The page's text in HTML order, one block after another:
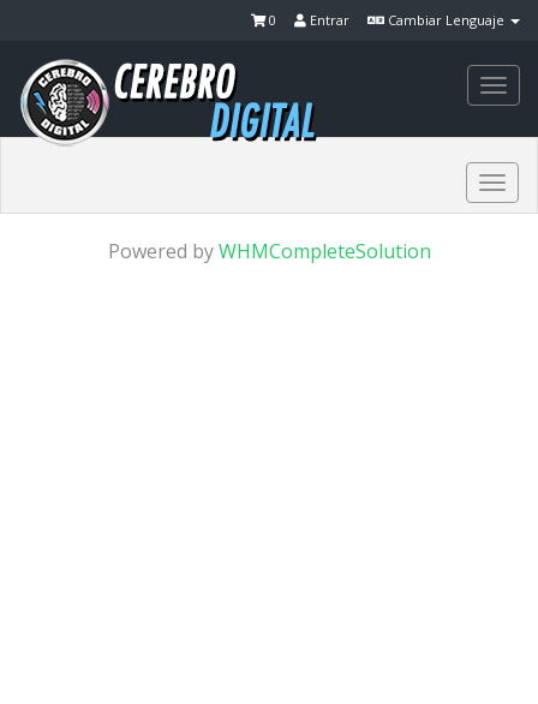
Cambiar Lenguaje
Entrar
0
Powered byWHMCompleteSolution